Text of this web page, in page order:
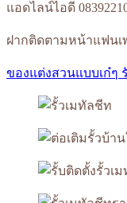
แอดไลน์ไอดี
ฝากติดตามหน้าแฟนเ
ของแต่งสวนแบบเก๋ๆ